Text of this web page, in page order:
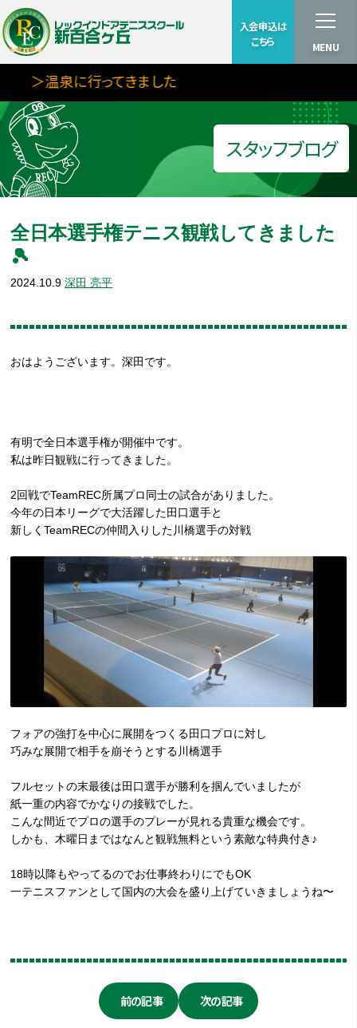
入会申込は
こちら
MENU
＞温泉に行ってきました
スタッフブログ
全日本選手権テニス観戦してきました
🎾
2024.10.9 深田 亮平
おはようございます。深田です。
有明で全日本選手権が開催中です。
私は昨日観戦に行ってきました。
2回戦でTeamREC所属プロ同士の試合がありました。
今年の日本リーグで大活躍した田口選手と
新しくTeamRECの仲間入りした川橋選手の対戦
フォアの強打を中心に展開をつくる田口プロに対し
巧みな展開で相手を崩そうとする川橋選手
フルセットの末最後は田口選手が勝利を掴んでいましたが
紙一重の内容でかなりの接戦でした。
こんな間近でプロの選手のプレーが見れる貴重な機会です。
しかも、木曜日まではなんと観戦無料という素敵な特典付き ♪
18時以降もやってるのでお仕事終わりにでもOK
一テニスファンとして国内の大会を盛り上げていきましょうね〜
前の記事 次の記事